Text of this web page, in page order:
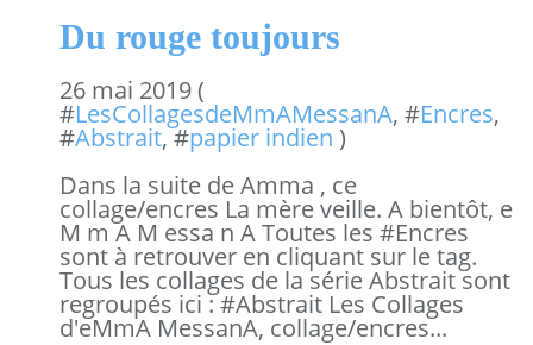
Du rouge toujours
26 mai 2019 (
#LesCollagesdeMmAMessanA, #Encres,
#Abstrait, #papier indien )
Dans la suite de Amma , ce
collage/encres La mère veille. A bientôt, e
M m A M essa n A Toutes les #Encres
sont à retrouver en cliquant sur le tag.
Tous les collages de la série Abstrait sont
regroupés ici : #Abstrait Les Collages
d'eMmA MessanA, collage/encres...